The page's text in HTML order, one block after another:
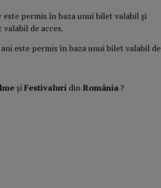
permis în baza unui bilet valabil și
de acces.
este permis în baza unui bilet valabil de
șiFestivaluri dinRomânia ?